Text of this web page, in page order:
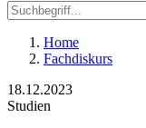
Home
Fachdiskurs
18.12.2023
Studien